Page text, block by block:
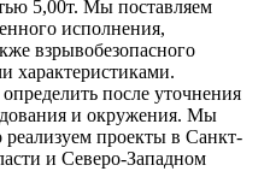
5,00т. Мы поставляем
исполнения,
взрывобезопасного
характеристиками.
после уточнения
и окружения. Мы
проекты в Санкт-
и Северо-Западном